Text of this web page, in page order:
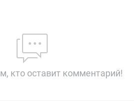
кто оставит комментарий!